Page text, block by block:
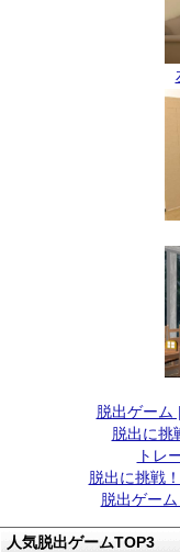
脱出ゲーム
脱出に
トレ
脱出に挑戦
脱出ゲー
人気脱出ゲームTOP3